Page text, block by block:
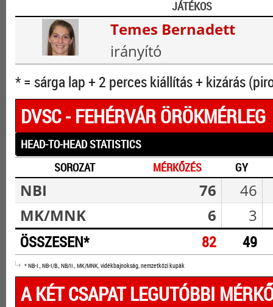
JÁTÉKOS
Temes Bernadett
irányító
* = sárga lap + 2 perces kiállítás + kizárás
DVSC - FEHÉRVÁR ÖRÖKMÉRLEG
HEAD-TO-HEAD STATISTICS
SOROZAT
MÉRKŐZÉS GY
NBI 76
46
MK/MNK
6 3
ÖSSZESEN* 82 49
* NB-I., NB-I/B., NB/II., MK/MNK, vidékbajnokság, nemzetközi kupák
A KÉT CSAPAT LEGUTÓBBI